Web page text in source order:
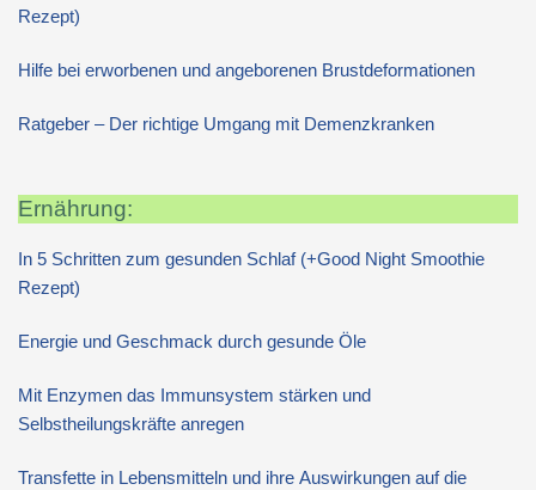
Rezept)
Hilfe bei erworbenen und angeborenen Brustdeformationen
Ratgeber – Der richtige Umgang mit Demenzkranken
Ernährung:
In 5 Schritten zum gesunden Schlaf (+Good Night Smoothie
Rezept)
Energie und Geschmack durch gesunde Öle
Mit Enzymen das Immunsystem stärken und
Selbstheilungskräfte anregen
Transfette in Lebensmitteln und ihre Auswirkungen auf die